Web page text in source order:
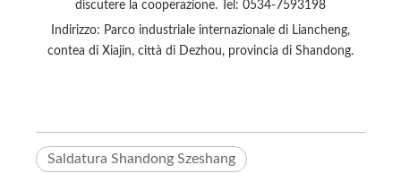
discutere la cooperazione. Tel: 0534-7593198
Indirizzo: Parco industriale internazionale di Liancheng,
contea di Xiajin, città di Dezhou, provincia di Shandong.
Saldatura Shandong Szeshang